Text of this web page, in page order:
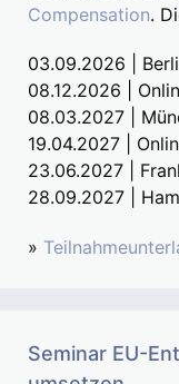
Compensation.
03.09.2026 |
08.12.2026 |
08.03.2027 |
19.04.2027 |
23.06.2027 |
28.09.2027 |
»
Seminar EU-